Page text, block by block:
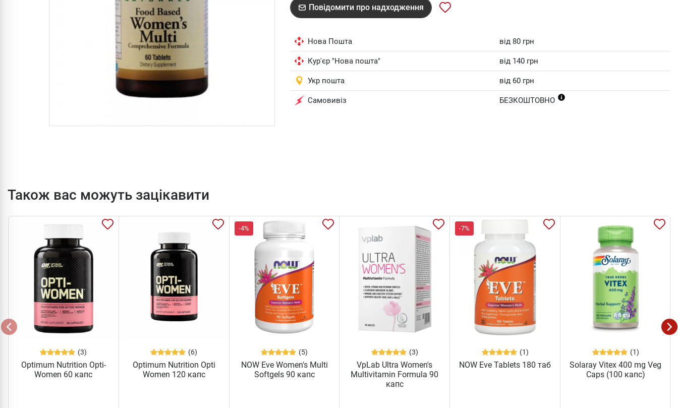
Повідомити про надходження
Нова Пошта від 80 грн
Кур'єр "Нова пошта" від 140 грн
Укр пошта від 60 грн
Самовивіз БЕЗКОШТОВНО
Також вас можуть зацікавити
(3)
Optimum Nutrition Opti-
Women 60 капс
(6)
Optimum Nutrition Opti
Women 120 капс
-4%
(5)
NOW Eve Women's Multi
Softgels 90 капс
(3)
VpLab Ultra Women's
Multivitamin Formula 90
капс
-7%
(1)
NOW Eve Tablets 180 таб
(1)
Solaray Vitex 400 mg Veg
Caps (100 капс)